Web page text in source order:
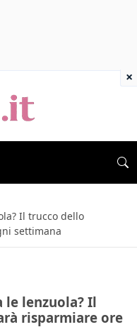
Il trucco dello
settimana
le lenzuola? Il
risparmiare ore
×